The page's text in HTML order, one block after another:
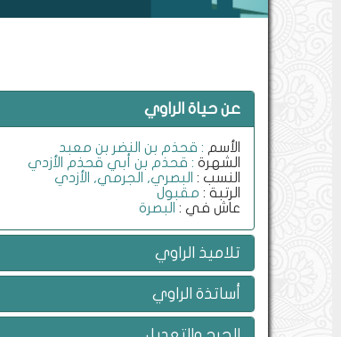
عن حياة الراوي
الأسم : قحذم بن النضر بن معبد
الشهرة : قحذم بن أبي قحذم الأزدي
النسب : البصري, الجرمي, الأزدي
الرتبة : مقبول
عاش في : البصرة
تلاميذ الراوي
أساتذة الراوي